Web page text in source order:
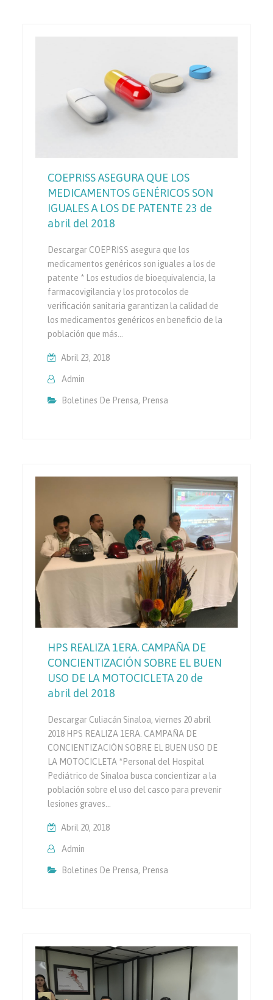
COEPRISS ASEGURA QUE LOS
MEDICAMENTOS GENÉRICOS SON
IGUALES A LOS DE PATENTE 23 de
abril del 2018
Descargar COEPRISS asegura que los
medicamentos genéricos son iguales a los de
patente * Los estudios de bioequivalencia, la
farmacovigilancia y los protocolos de
verificación sanitaria garantizan la calidad de
los medicamentos genéricos en beneficio de la
población que más…
Abril 23, 2018
Admin
Boletines De Prensa, Prensa
HPS REALIZA 1ERA. CAMPAÑA DE
CONCIENTIZACIÓN SOBRE EL BUEN
USO DE LA MOTOCICLETA 20 de
abril del 2018
Descargar Culiacán Sinaloa, viernes 20 abril
2018 HPS REALIZA 1ERA. CAMPAÑA DE
CONCIENTIZACIÓN SOBRE EL BUEN USO DE
LA MOTOCICLETA *Personal del Hospital
Pediátrico de Sinaloa busca concientizar a la
población sobre el uso del casco para prevenir
lesiones graves…
Abril 20, 2018
Admin
Boletines De Prensa, Prensa